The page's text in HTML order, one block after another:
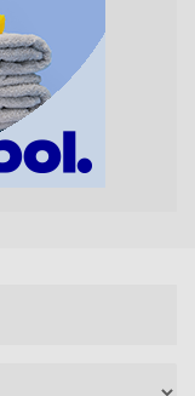
een
& visagie,
het trimmen van
filter en u